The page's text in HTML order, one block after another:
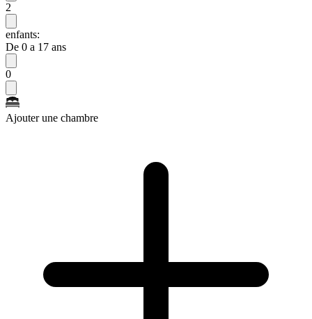
2
enfants:
De 0 a 17 ans
0
Ajouter une chambre